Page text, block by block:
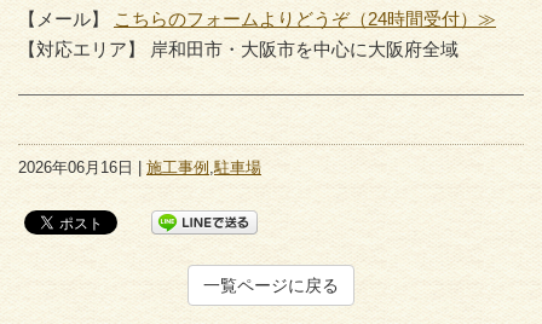
【メール】 こちらのフォームよりどうぞ（24時間受付）≫
【対応エリア】 岸和田市・大阪市を中心に大阪府全域
2026年06月16日 | 施工事例 駐車場
一覧ページに戻る